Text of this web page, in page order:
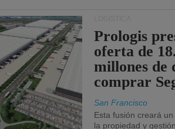
Prologis
oferta de
millones de
comprar
San Francisco
Esta fusión creará
la propiedad y